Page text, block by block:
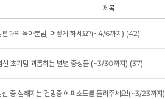
제목
과의 육아분담, 어떻게 하세요?(~4/6까지) (42)
초기맘 괴롭히는 별별 증상들!(~3/30까지) (37)
중 심해지는 건망증 에피소드를 들려주세요!(~3/23까지)